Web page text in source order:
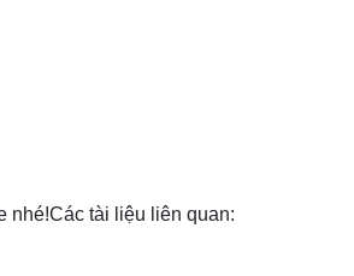
nhé!Các tài liệu liên quan: